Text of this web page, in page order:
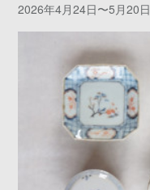
2026年4月24日〜5月20日